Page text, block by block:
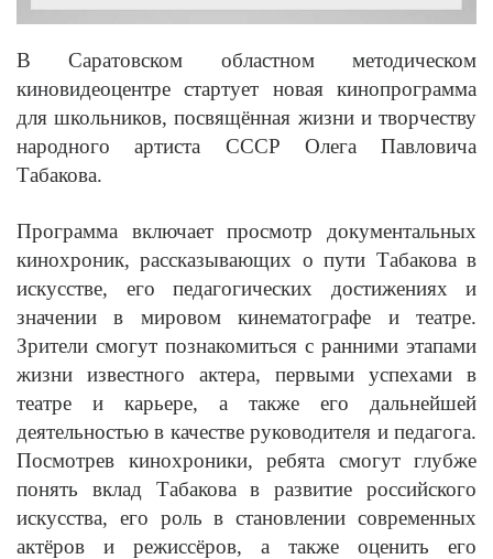
В Саратовском областном методическом
киновидеоцентре стартует новая кинопрограмма
для школьников, посвящённая жизни и творчеству
народного артиста СССР Олега Павловича
Табакова.
Программа включает просмотр документальных
кинохроник, рассказывающих о пути Табакова в
искусстве, его педагогических достижениях и
значении в мировом кинематографе и театре.
Зрители смогут познакомиться с ранними этапами
жизни известного актера, первыми успехами в
театре и карьере, а также его дальнейшей
деятельностью в качестве руководителя и педагога.
Посмотрев кинохроники, ребята смогут глубже
понять вклад Табакова в развитие российского
искусства, его роль в становлении современных
актёров и режиссёров, а также оценить его